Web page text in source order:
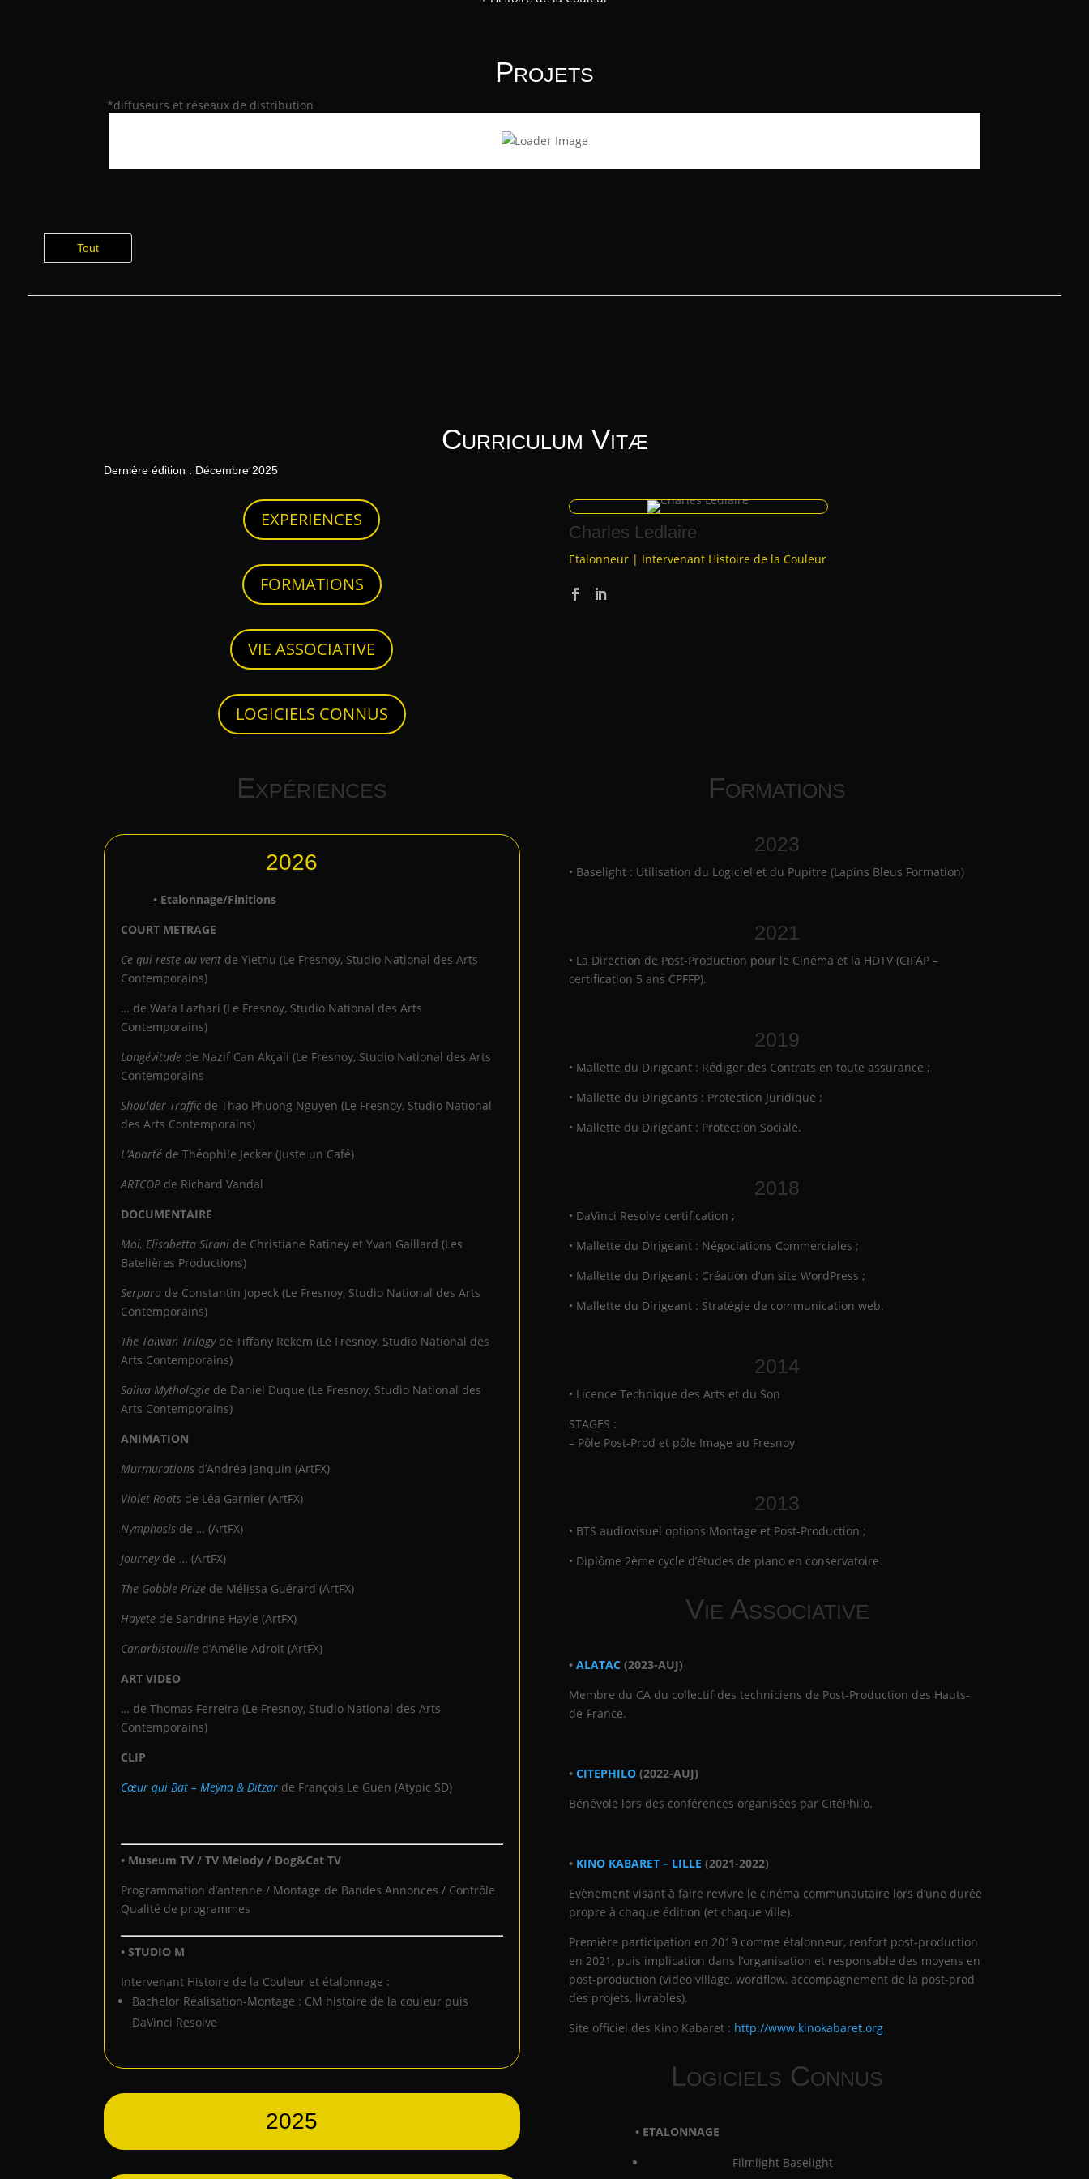
Projets
*diffuseurs et réseaux de distribution
Tout
Curriculum Vitæ
Dernière édition : Décembre 2025
EXPERIENCES
FORMATIONS
VIE ASSOCIATIVE
LOGICIELS CONNUS
Charles Ledlaire
Etalonneur | Intervenant Histoire de la Couleur
Expériences
2026
• Etalonnage/Finitions
COURT METRAGE
Ce qui reste du ventde Yietnu (Le Fresnoy, Studio National des Arts
Contemporains)
… de Wafa Lazhari (Le Fresnoy, Studio National des Arts
Contemporains)
Longévitudede Nazif Can Akçali (Le Fresnoy, Studio National des Arts
Contemporains
Shoulder Trafficde Thao Phuong Nguyen (Le Fresnoy, Studio National
des Arts Contemporains)
L’Apartéde Théophile Jecker (Juste un Café)
ARTCOPde Richard Vandal
DOCUMENTAIRE
Moi, Elisabetta Siranide Christiane Ratiney et Yvan Gaillard (Les
Batelières Productions)
Serparo de Constantin Jopeck (Le Fresnoy, Studio National des Arts
Contemporains)
The Taiwan Trilogyde Tiffany Rekem (Le Fresnoy, Studio National des
Arts Contemporains)
Saliva Mythologiede Daniel Duque (Le Fresnoy, Studio National des
Arts Contemporains)
ANIMATION
Murmurationsd’Andréa Janquin (ArtFX)
Violet Rootsde Léa Garnier (ArtFX)
Nymphosisde … (ArtFX)
Journeyde … (ArtFX)
The Gobble Prizede Mélissa Guérard (ArtFX)
Hayetede Sandrine Hayle (ArtFX)
Canarbistouilled’Amélie Adroit (ArtFX)
ART VIDEO
… de Thomas Ferreira (Le Fresnoy, Studio National des Arts
Contemporains)
CLIP
Cœur qui Bat – Meÿna & Ditzarde François Le Guen (Atypic SD)
• Museum TV / TV Melody / Dog&Cat TV
Programmation d’antenne / Montage de Bandes Annonces / Contrôle
Qualité de programmes
• STUDIO M
Intervenant Histoire de la Couleur et étalonnage :
Bachelor Réalisation-Montage : CM histoire de la couleur puis
DaVinci Resolve
2025
Formations
2023
• Baselight : Utilisation du Logiciel et du Pupitre (Lapins Bleus Formation)
2021
• La Direction de Post-Production pour le Cinéma et la HDTV (CIFAP –
certification 5 ans CPFFP).
2019
• Mallette du Dirigeant : Rédiger des Contrats en toute assurance ;
• Mallette du Dirigeants : Protection Juridique ;
• Mallette du Dirigeant : Protection Sociale.
2018
• DaVinci Resolve certification ;
• Mallette du Dirigeant : Négociations Commerciales ;
• Mallette du Dirigeant : Création d’un site WordPress ;
• Mallette du Dirigeant : Stratégie de communication web.
2014
• Licence Technique des Arts et du Son
STAGES :
– Pôle Post-Prod et pôle Image au Fresnoy
2013
• BTS audiovisuel options Montage et Post-Production ;
• Diplôme 2ème cycle d’études de piano en conservatoire.
Vie Associative
• ALATAC(2023-AUJ)
Membre du CA du collectif des techniciens de Post-Production des Hauts-
de-France.
• CITEPHILO(2022-AUJ)
Bénévole lors des conférences organisées par CitéPhilo.
• KINO KABARET – LILLE (2021-2022)
Evènement visant à faire revivre le cinéma communautaire lors d’une durée
propre à chaque édition (et chaque ville).
Première participation en 2019 comme étalonneur, renfort post-production
en 2021, puis implication dans l’organisation et responsable des moyens en
post-production (video village, wordflow, accompagnement de la post-prod
des projets, livrables).
Site officiel des Kino Kabaret : http://www.kinokabaret.org
Logiciels Connus
• ETALONNAGE
Filmlight Baselight